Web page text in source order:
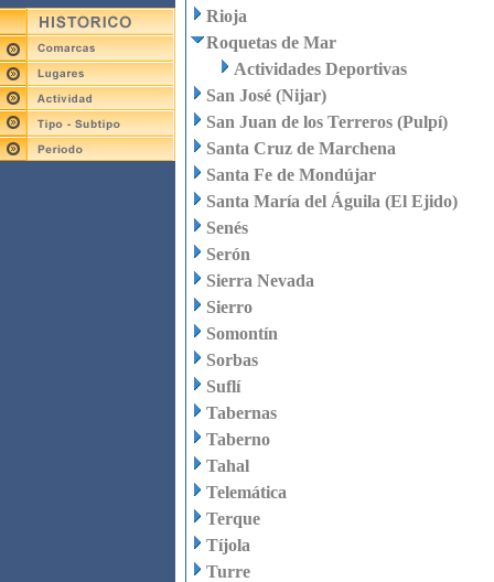
Rioja
Roquetas de Mar
Actividades Deportivas
San José (Nijar)
San Juan de los Terreros (Pulpí)
Santa Cruz de Marchena
Santa Fe de Mondújar
Santa María del Águila (El Ejido)
Senés
Serón
Sierra Nevada
Sierro
Somontín
Sorbas
Suflí
Tabernas
Taberno
Tahal
Telemática
Terque
Tíjola
Turre